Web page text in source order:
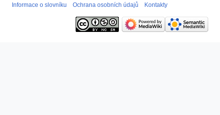
Informace o slovníku Ochrana osobních údajů Kontakty